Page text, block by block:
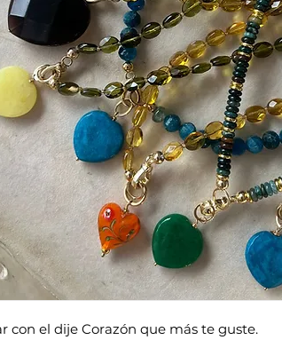
con el dije Corazón que más te guste.